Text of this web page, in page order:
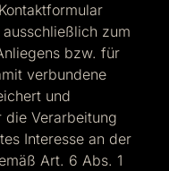
zum
bzw. für
verbundene
und
Verarbeitung
Interesse an der
Art. 6 Abs. 1